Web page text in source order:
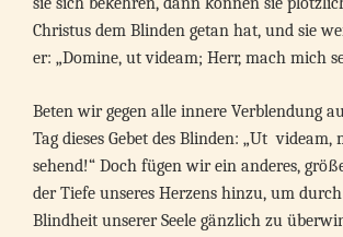
Christus dem Blinden getan hat, und sie
er: „Domine, ut videam; Herr, mach mich
Beten wir gegen alle innere Verblendung
Tag dieses Gebet des Blinden: „Ut videam,
sehend!“ Doch fügen wir ein anderes,
der Tiefe unseres Herzens hinzu, um
Blindheit unserer Seele gänzlich zu